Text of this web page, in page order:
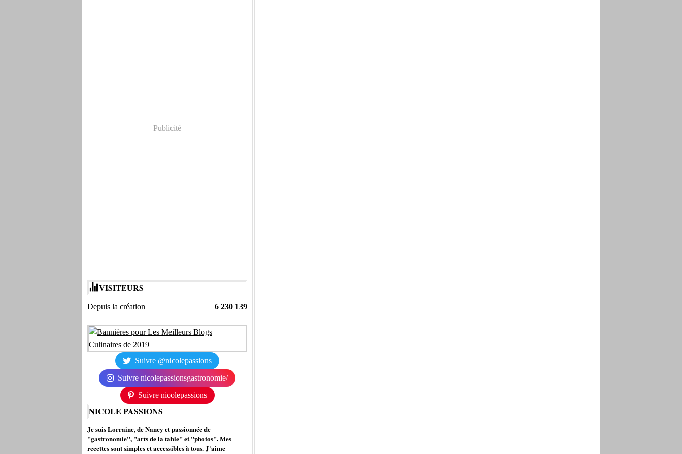
Publicité
VISITEURS
Depuis la création 6 230 139
Suivre @nicolepassions
Suivre nicolepassionsgastronomie/
Suivre nicolepassions
NICOLE PASSIONS
Je suis Lorraine, de Nancy et passionnée de
"gastronomie", "arts de la table" et "photos". Mes
recettes sont simples et accessibles à tous. J'aime